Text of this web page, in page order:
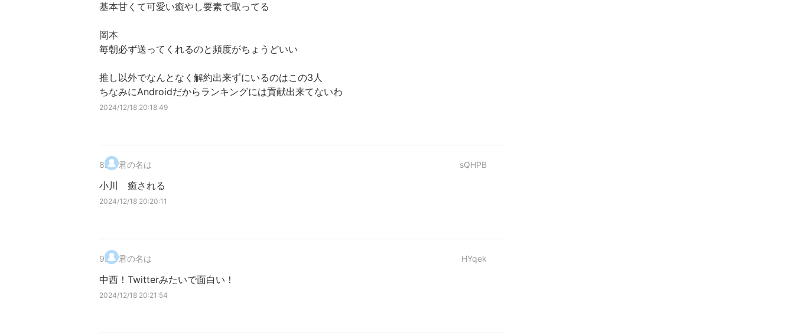
基本甘くて可愛い癒やし要素で取ってる
岡本
毎朝必ず送ってくれるのと頻度がちょうどいい
推し以外でなんとなく解約出来ずにいるのはこの3人
ちなみにAndroidだからランキングには貢献出来てないわ
2024/12/18 20:18:49
8. 君の名は sQHPB
小川 癒される
2024/12/18 20:20:11
9. 君の名は HYqek
中西！Twitterみたいで面白い！
2024/12/18 20:21:54